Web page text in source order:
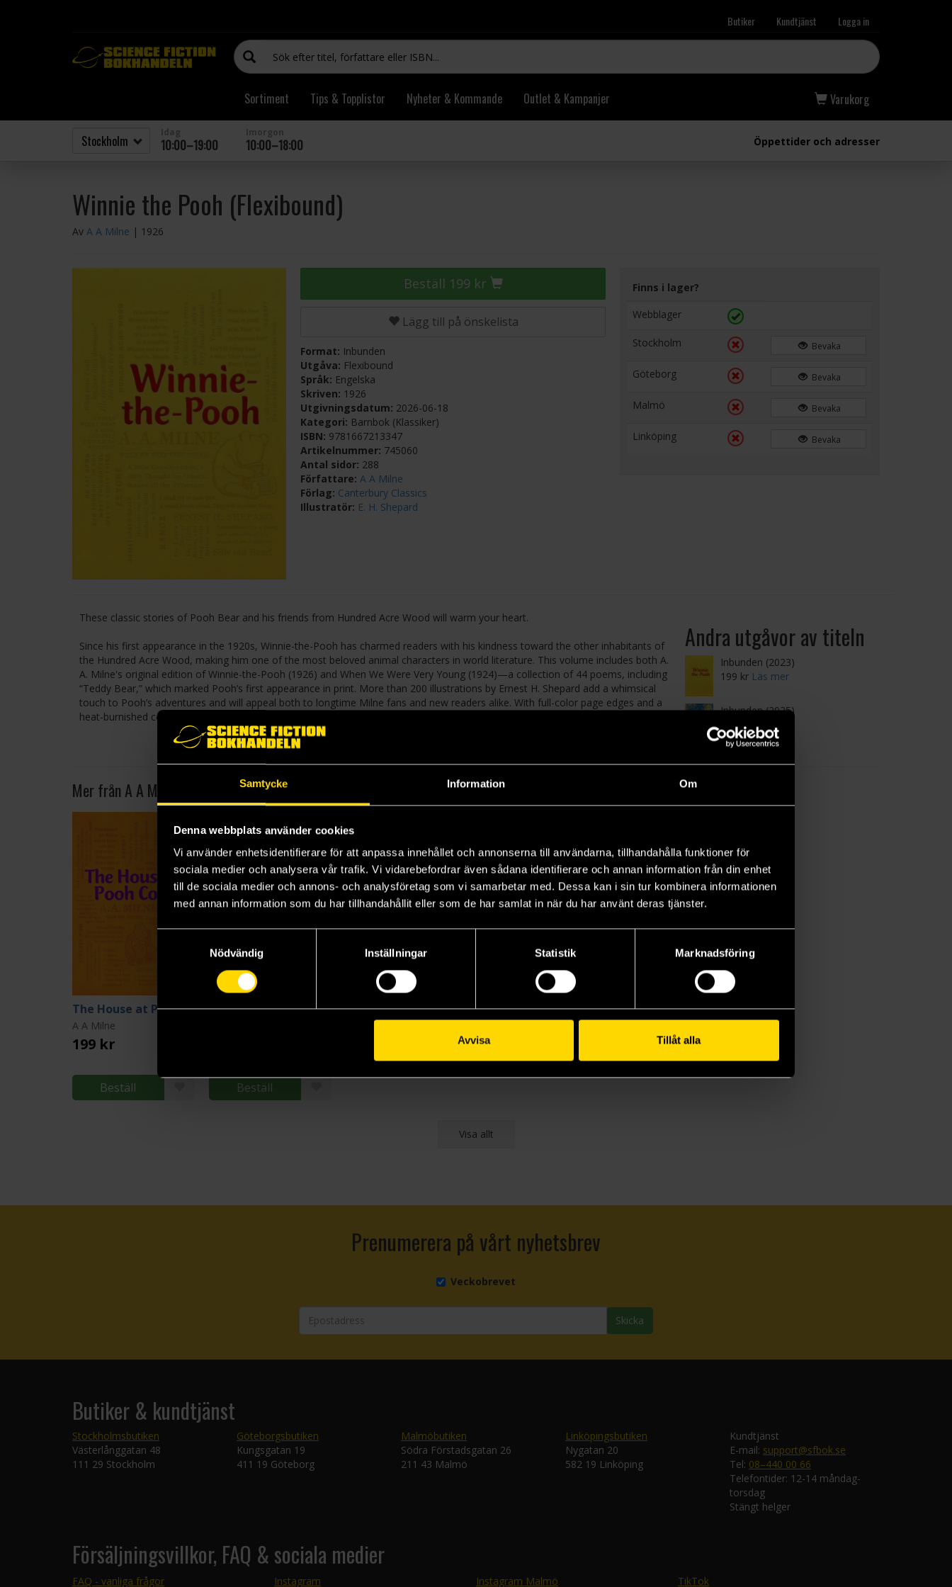
Samtycke Information Om
Denna webbplats använder cookies
Vi använder enhetsidentifierare för att anpassa innehållet och annonserna till användarna, tillhandahålla funktioner för
sociala medier och analysera vår trafik. Vi vidarebefordrar även sådana identifierare och annan information från din enhet
till de sociala medier och annons- och analysföretag som vi samarbetar med. Dessa kan i sin tur kombinera informationen
med annan information som du har tillhandahållit eller som de har samlat in när du har använt deras tjänster.
Nödvändig
Inställningar Statistik Marknadsföring
Avvisa Tillåt alla
Butiker Kundtjänst Logga in
Sortiment Tips & Topplistor Nyheter & Kommande Outlet & Kampanjer Varukorg
10:00–19:00 10:00–18:00 Öppettider och adresser
Winnie the Pooh (Flexibound)
Av A A Milne | 1926
Beställ 199 kr
Lägg till på önskelista
Format: Inbunden
Utgåva: Flexibound
Språk: Engelska
Skriven: 1926
Utgivningsdatum: 2026-06-18
Kategori: Barnbok (Klassiker)
ISBN: 9781667213347
Artikelnummer: 745060
Antal sidor: 288
Författare:A A Milne
Förlag: Canterbury Classics
Illustratör: E. H. Shepard
Finns i lager?
Webblager
Stockholm Bevaka
Göteborg Bevaka
Malmö Bevaka
Linköping Bevaka
These classic stories of Pooh Bear and his friends from Hundred Acre Wood will warm your heart.
Since his first appearance in the 1920s, Winnie-the-Pooh has charmed readers with his kindness toward the other inhabitants of
the Hundred Acre Wood, making him one of the most beloved animal characters in world literature. This volume includes both A.
A. Milne's original edition of Winnie-the-Pooh (1926) and When We Were Very Young (1924)—a collection of 44 poems, including
“Teddy Bear,” which marked Pooh’s first appearance in print. More than 200 illustrations by Ernest H. Shepard add a whimsical
touch to Pooh’s adventures and will appeal both to longtime Milne fans and new readers alike. With full-color page edges and a
heat-burnished cover with foil stamping, this edition of Winnie-the-Pooh is a stylish addition to your bookshelf.
Andra utgåvor av titeln
Inbunden (2023)
199 kr Läs mer
Inbunden (2025)
269 kr
Läs mer
Mer från A A Milne
The House at Pooh Corner (flexibound)
A A Milne
199 kr
Beställ
When We Were Very Young (Centenary Facsilmile)
Beställ
Visa allt
Prenumerera på vårt nyhetsbrev
Veckobrevet
Skicka
Butiker & kundtjänst
Stockholmsbutiken
Västerlånggatan 48
111 29 Stockholm
Göteborgsbutiken
Kungsgatan 19
411 19 Göteborg
Malmöbutiken
Södra Förstadsgatan 26
211 43 Malmö
Linköpingsbutiken
Nygatan 20
582 19 Linköping
Kundtjänst
E-mail: support@sfbok.se
Tel: 08–440 00 66
Telefontider: 12-14 måndag-
torsdag
Stängt helger
Försäljningsvillkor, FAQ & sociala medier
FAQ - vanliga frågor Instagram Instagram Malmö TikTok